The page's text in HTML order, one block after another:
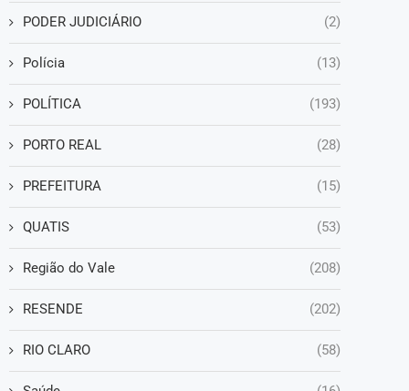
PODER JUDICIÁRIO (2)
Polícia (13)
POLÍTICA (193)
PORTO REAL (28)
PREFEITURA (15)
QUATIS (53)
Região do Vale (208)
RESENDE (202)
RIO CLARO (58)